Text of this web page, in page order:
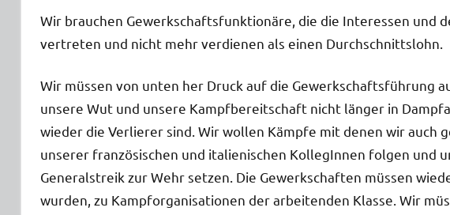
Wir brauchen Gewerkschaftsfunktionäre, die die Interessen und
vertreten und nicht mehr verdienen als einen Durchschnittslohn.
Wir müssen von unten her Druck auf die Gewerkschaftsführung
unsere Wut und unsere Kampfbereitschaft nicht länger in
wieder die Verlierer sind. Wir wollen Kämpfe mit denen wir auch
unserer französischen und italienischen KollegInnen folgen und
Generalstreik zur Wehr setzen. Die Gewerkschaften müssen
wurden, zu Kampforganisationen der arbeitenden Klasse. Wir